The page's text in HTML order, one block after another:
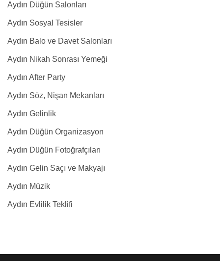
Aydın Düğün Salonları
Aydın Sosyal Tesisler
Aydın Balo ve Davet Salonları
Aydın Nikah Sonrası Yemeği
Aydın After Party
Aydın Söz, Nişan Mekanları
Aydın Gelinlik
Aydın Düğün Organizasyon
Aydın Düğün Fotoğrafçıları
Aydın Gelin Saçı ve Makyajı
Aydın Müzik
Aydın Evlilik Teklifi